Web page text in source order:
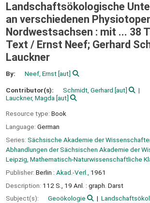
Landschaftsökologische
an verschiedenen
Nordwestsachsen : mit ... 38
Text / Ernst Neef; Gerhard
Lauckner
By: Neef, Ernst[aut]
Contributor(s): Schmidt, Gerhard [aut]
Lauckner, Magda [aut]
Resource type: Book
Language: German
Series: Sächsische Akademie der
Abhandlungen der Sächsischen Akademie der
Leipzig, Mathematisch-Naturwissenschaftliche
Publisher: Berlin : Akad.-Verl.,
1961
Description: 112 S., 19 Anl. : graph. Darst
Subject(s):
Geoökologie